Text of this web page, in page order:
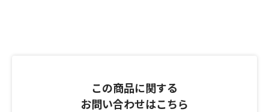
この商品に関する
お問い合わせはこちら